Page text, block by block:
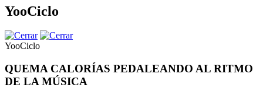
YooCiclo
YooCiclo
QUEMA CALORÍAS PEDALEANDO AL RITMO
DE LA MÚSICA